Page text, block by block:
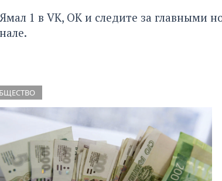
Ямал 1 в VK, ОКи следите за главными
.